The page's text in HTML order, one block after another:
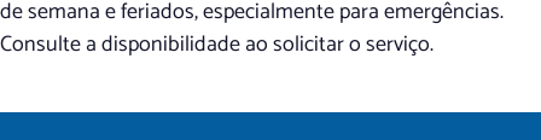
de semana e feriados, especialmente para emergências.
Consulte a disponibilidade ao solicitar o serviço.